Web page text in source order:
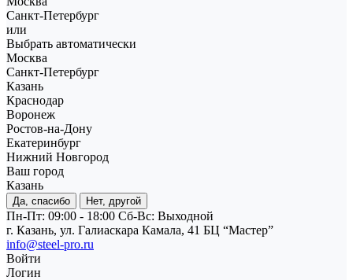
Санкт-Петербург
или
Выбрать автоматически
Москва
Санкт-Петербург
Казань
Краснодар
Воронеж
Ростов-на-Дону
Екатеринбург
Нижний Новгород
Ваш город
Казань
Да, спасибо Нет, другой
Пн-Пт: 09:00 - 18:00 Cб-Вс: Выходной
г. Казань, ул. Галиаскара Камала, 41 БЦ “Мастер”
info@steel-pro.ru
Войти
Логин